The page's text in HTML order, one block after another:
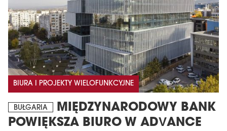
BIURA I PROJEKTY WIELOFUNKCYJNE
BUŁGARIA
MIĘDZYNARODOWY BANK
POWIĘKSZA BIURO W ADVANCE